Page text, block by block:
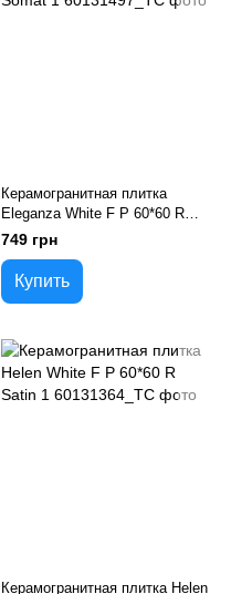
Керамогранитная плитка
Eleganza White F P 60*60 R
Somat 1
749 грн
Купить
Керамогранитная плитка Helen